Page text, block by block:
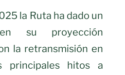
la Ruta ha dado un
su proyección
la retransmisión en
principales hitos a